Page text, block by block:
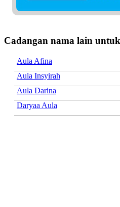
Cadangan nama lain
Aula Afina
Aula Insyirah
Aula Darina
Daryaa Aula